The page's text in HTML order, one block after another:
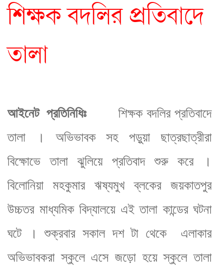
শিক্ষক বদলির প্রতিবাদে
তালা
আইনেট প্রতিনিধিঃ
শিক্ষক বদলির প্রতিবাদে
তালা । অভিভাবক সহ পড়ুয়া ছাত্রছাত্রীরা
বিক্ষোভে তালা ঝুলিয়ে প্রতিবাদ শুরু করে ।
বিলোনিয়া মহকুমার ঋষ্যমুখ ব্লকের জয়কাতপুর
উচ্চতর মাধ্যমিক বিদ্যালয়ে এই তালা কান্ডের ঘটনা
ঘটে । শুক্রবার সকাল দশ টা থেকে এলাকার
অভিভাবকরা স্কুলে এসে জড়ো হয়ে স্কুলে তালা